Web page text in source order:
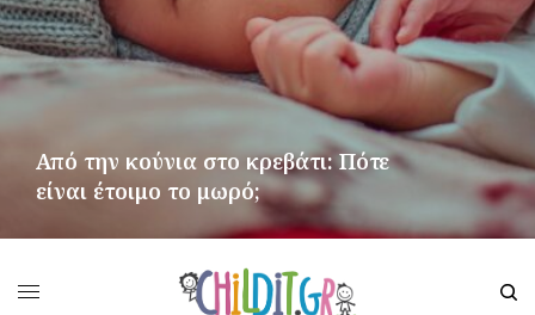
Από την κούνια στο κρεβάτι: Πότε
είναι έτοιμο το μωρό;